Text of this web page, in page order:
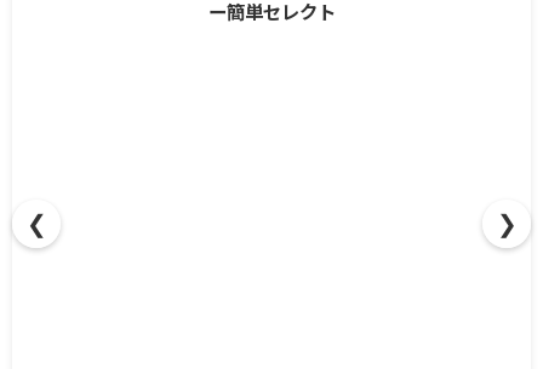
ー簡単セレクト
❮ ❯